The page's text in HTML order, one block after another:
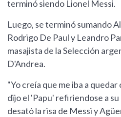
terminó siendo Lionel Messi.
Luego, se terminó sumando
Rodrigo De Paul y Leandro
masajista de la Selección
D'Andrea.
"Yo creía que me iba a
dijo el 'Papu' refiriendose a
desató la risa de Messi y